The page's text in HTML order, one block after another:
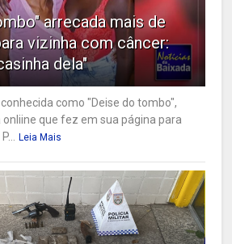
arrecada mais de
vizinha com câncer:
dela"
como "Deise do tombo",
que fez em sua página para
Leia Mais